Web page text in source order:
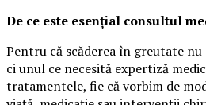
De ce este esențial consultul
Pentru că scăderea în greutate
ci unul ce necesită expertiză
tratamentele, fie că vorbim de